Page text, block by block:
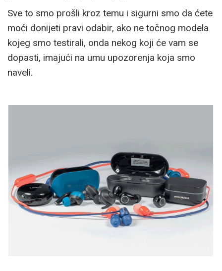
Sve to smo prošli kroz temu i sigurni smo da ćete
moći donijeti pravi odabir, ako ne točnog modela
kojeg smo testirali, onda nekog koji će vam se
dopasti, imajući na umu upozorenja koja smo
naveli.